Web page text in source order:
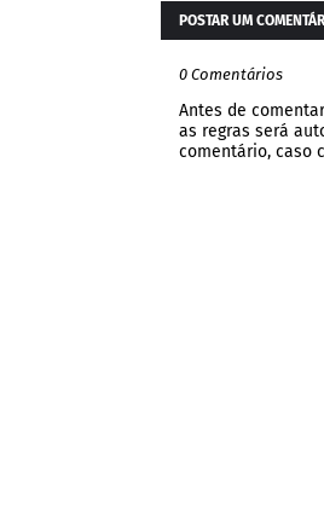
POSTAR UM
0 Comentários
Antes de
as regras será
comentário, caso